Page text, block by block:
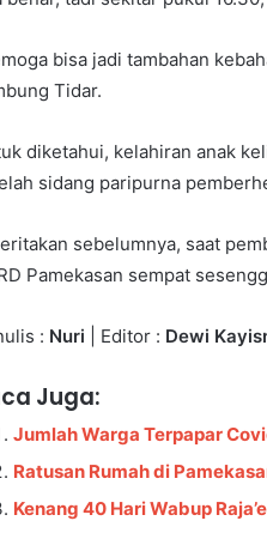
bisa jadi tambahan
Tidar.
diketahui, kelahiran anak
sidang paripurna
sebelumnya, saat
Pamekasan sempat
: Nuri | Editor : Dewi
Juga:
Jumlah Warga Terpapar
Ratusan Rumah di
Kenang 40 Hari Wabup